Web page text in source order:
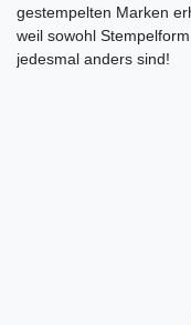
gestempelten Marken
weil sowohl
jedesmal anders sind!